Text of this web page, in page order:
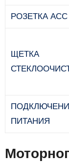
РОЗЕТКА ACC
ЩЕТКА
ПИТАНИЯ